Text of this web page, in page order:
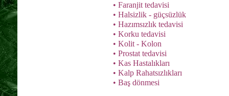
• Faranjit tedavisi
• Halsizlik - güçsüzlük
• Hazımsızlık tedavisi
• Korku tedavisi
• Kolit - Kolon
• Prostat tedavisi
• Kas Hastalıkları
• Kalp Rahatsızlıkları
• Baş dönmesi